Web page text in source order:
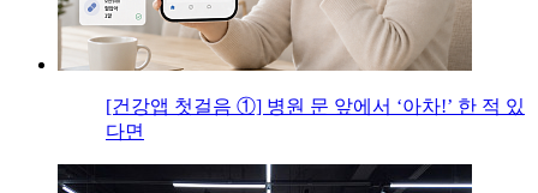
[건강앱 첫걸음 ①] 병원 문 앞에서 ‘아차!’ 한 적 있
다면